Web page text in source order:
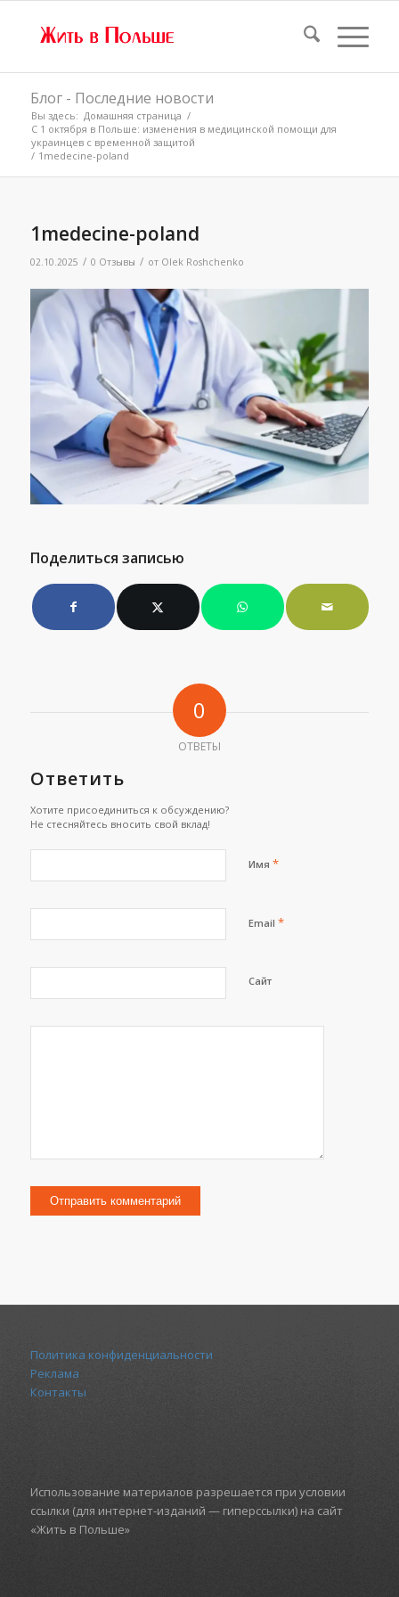
Блог - Последние новости
Вы здесь: Домашняя страница /
С 1 октября в Польше: изменения в медицинской помощи для
украинцев с временной защитой
/ 1medecine-poland
1medecine-poland
02.10.2025 / 0 Отзывы / от Olek Roshchenko
Поделиться записью
0
ОТВЕТЫ
Ответить
Хотите присоединиться к обсуждению?
Не стесняйтесь вносить свой вклад!
Имя *
Email *
Сайт
Политика конфиденциальности
Реклама
Контакты
Использование материалов разрешается при условии
ссылки (для интернет-изданий — гиперссылки) на сайт
«Жить в Польше»